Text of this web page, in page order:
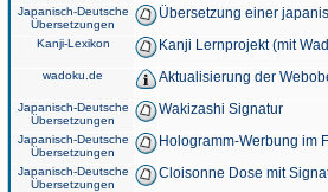
Japanisch-Deutsche
Übersetzungen
Übersetzung einer
Kanji-Lexikon Kanji Lernprojekt (mit
wadoku.de Aktualisierung der
Japanisch-Deutsche
Übersetzungen
Wakizashi Signatur
Japanisch-Deutsche
Übersetzungen
Hologramm-Werbung im
Japanisch-Deutsche
Übersetzungen
Cloisonne Dose mit